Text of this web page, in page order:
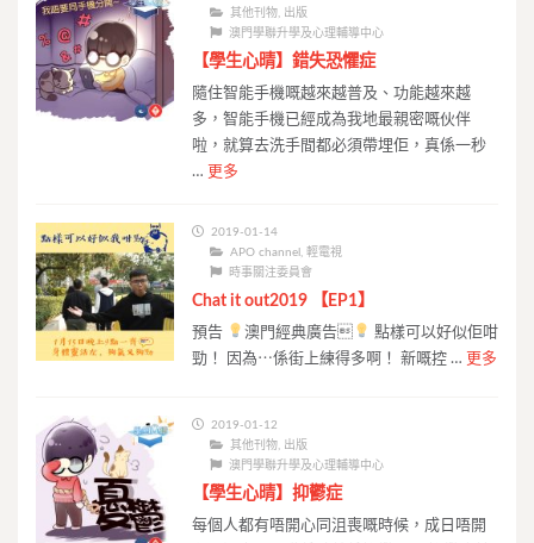
其他刊物, 出版
澳門學聯升學及心理輔導中心
【學生心晴】錯失恐懼症
隨住智能手機嘅越來越普及、功能越來越
多，智能手機已經成為我地最親密嘅伙伴
啦，就算去洗手間都必須帶埋佢，真係一秒
… 更多
2019-01-14
APO channel ,輕電視
時事關注委員會
Chat it out2019 【EP1】
預告 澳門經典廣告
點樣可以好似佢咁
勁！ 因為⋯係街上練得多啊！ 新嘅控 … 更多
2019-01-12
其他刊物, 出版
澳門學聯升學及心理輔導中心
【學生心晴】抑鬱症
每個人都有唔開心同沮喪嘅時候，成日唔開